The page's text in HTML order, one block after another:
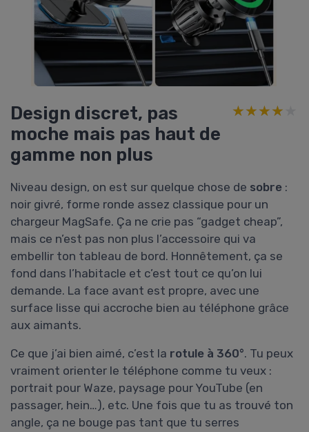
Design discret, pas
moche mais pas haut de
gamme non plus
★★★★★
★★★★★
Niveau design, on est sur quelque chose de sobre :
noir givré, forme ronde assez classique pour un
chargeur MagSafe. Ça ne crie pas “gadget cheap”,
mais ce n’est pas non plus l’accessoire qui va
embellir ton tableau de bord. Honnêtement, ça se
fond dans l’habitacle et c’est tout ce qu’on lui
demande. La face avant est propre, avec une
surface lisse qui accroche bien au téléphone grâce
aux aimants.
Ce que j’ai bien aimé, c’est la rotule à 360°. Tu peux
vraiment orienter le téléphone comme tu veux :
portrait pour Waze, paysage pour YouTube (en
passager, hein…), etc. Une fois que tu as trouvé ton
angle, ça ne bouge pas tant que tu serres